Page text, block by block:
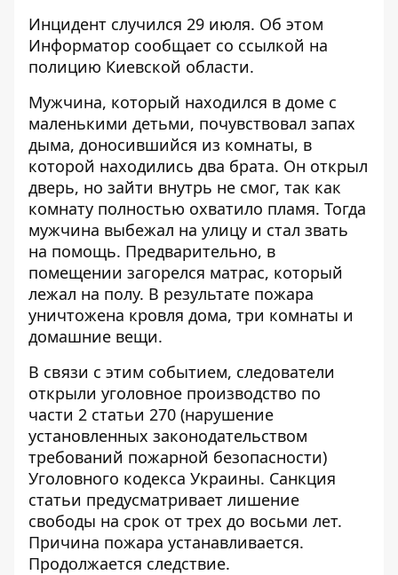
Инцидент случился 29 июля. Об этом
Информатор сообщает со ссылкой на
полицию Киевской области.
Мужчина, который находился в доме с
маленькими детьми, почувствовал запах
дыма, доносившийся из комнаты, в
которой находились два брата. Он открыл
дверь, но зайти внутрь не смог, так как
комнату полностью охватило пламя. Тогда
мужчина выбежал на улицу и стал звать
на помощь. Предварительно, в
помещении загорелся матрас, который
лежал на полу. В результате пожара
уничтожена кровля дома, три комнаты и
домашние вещи.
В связи с этим событием, следователи
открыли уголовное производство по
части 2 статьи 270 (нарушение
установленных законодательством
требований пожарной безопасности)
Уголовного кодекса Украины. Санкция
статьи предусматривает лишение
свободы на срок от трех до восьми лет.
Причина пожара устанавливается.
Продолжается следствие.